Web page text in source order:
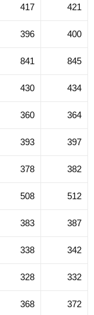
417 421
396 400
841 845
430 434
360 364
393 397
378 382
508 512
383 387
338 342
328 332
368 372